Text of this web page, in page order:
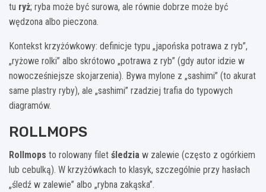
tu ryż; ryba może być surowa, ale równie dobrze może być
wędzona albo pieczona.
Kontekst krzyżówkowy: definicje typu „japońska potrawa z ryb”,
„ryżowe rolki” albo skrótowo „potrawa z ryb” (gdy autor idzie w
nowocześniejsze skojarzenia). Bywa mylone z „sashimi” (to akurat
same plastry ryby), ale „sashimi” rzadziej trafia do typowych
diagramów.
ROLLMOPS
Rollmops to rolowany filet śledzia w zalewie (często z ogórkiem
lub cebulką). W krzyżówkach to klasyk, szczególnie przy hasłach
„śledź w zalewie” albo „rybna zakąska”.